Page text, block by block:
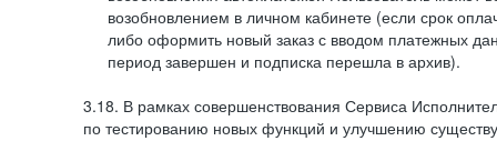
возобновлением в личном кабинете (если срок
либо оформить новый заказ с вводом платежных
период завершен и подписка перешла в архив).
3.18. В рамках совершенствования Сервиса
по тестированию новых функций и улучшению